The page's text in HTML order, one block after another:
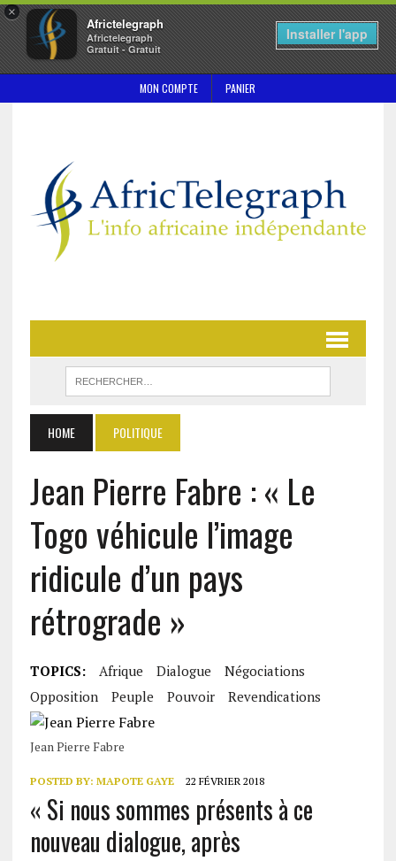
×
Africtelegraph
Africtelegraph
Gratuit - Gratuit
Installer l'app
MON COMPTE PANIER
HOME POLITIQUE
Jean Pierre Fabre : « Le
Togo véhicule l’image
ridicule d’un pays
rétrograde »
TOPICS: Afrique Dialogue
Négociations
Opposition
Peuple Pouvoir Revendications
Jean Pierre Fabre
POSTED BY: MAPOTE GAYE 22 FÉVRIER 2018
« Si nous sommes présents à ce
nouveau dialogue, après